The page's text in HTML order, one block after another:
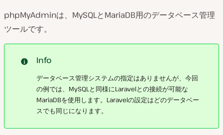
phpMyAdminは、MySQLとMariaDB用のデータベース管理
ツールです。
Info
データベース管理システムの指定はありませんが、今回
の例では、MySQLと同様にLaravelとの接続が可能な
MariaDBを使用します。Laravelの設定はどのデータベー
スでも同じになります。